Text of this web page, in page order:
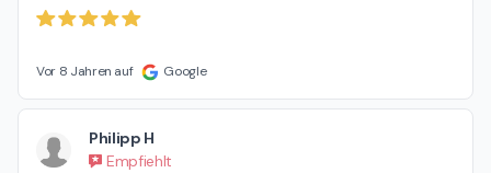
Vor 8 Jahren auf Google
Philipp H
Empfiehlt